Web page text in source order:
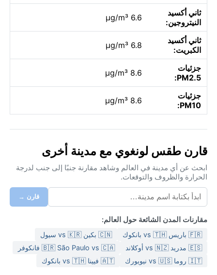
ثاني أكسيد
النيتروجين:
6.6 µg/m³
ثاني أكسيد
الكبريت:
6.8 µg/m³
جزئيات
PM2.5:
8.6 µg/m³
جزئيات
PM10:
8.6 µg/m³
قارن طقس لونغوي مع مدينة أخرى
ابحث عن أي مدينة في العالم وشاهد مقارنة جنبًا إلى جنب لدرجة
الحرارة والظروف والتوقعات.
قارن →
مقارنات المدن الشائعة حول العالم:
🇫🇷 باريس vs 🇹🇭 بانكوك
🇨🇳 بكين vs 🇰🇷 سيول
🇪🇸 مدريد vs 🇳🇿 أوكلاند
🇧🇷 São Paulo vs 🇨🇦 فانكوفر
🇮🇹 روما vs 🇺🇸 نيويورك
🇦🇹 فيينا vs 🇹🇭 بانكوك